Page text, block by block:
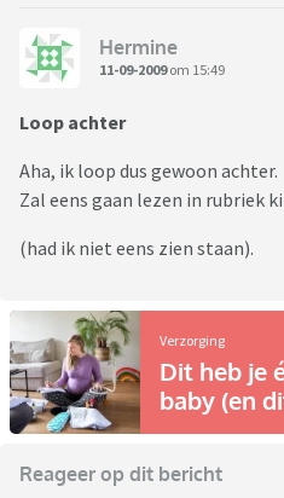
Hermine
11-09-2009om 15:49
Loop achter
Aha, ik loop dus gewoon achter.
Zal eens gaan lezen in rubriek
(had ik niet eens zien staan).
Verzorging
Dit heb je
baby (en
Reageer op dit bericht